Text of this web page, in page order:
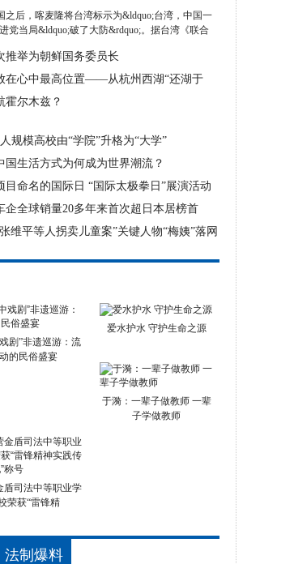
之后，喀麦隆将台湾标示为&ldquo;台湾，中国一
党当局&ldquo;破了大防&rdquo;。据台湾《联合
推举为朝鲜国务委员长
在心中最高位置——从杭州西湖“还湖于
霍尔木兹？
规模高校由“学院”升格为“大学”
国生活方式为何成为世界潮流？
目命名的国际日 “国际太极拳日”展演活动
企全球销量20多年来首次超日本居榜首
维平等人拐卖儿童案”关键人物“梅姨”落网
剧”非遗巡游：流
动的民俗盛宴
爱水护水 守护生命之源
于漪：一辈子做教师 一辈
子学做教师
盾司法中等职业学
荣获“雷锋精
法制爆料